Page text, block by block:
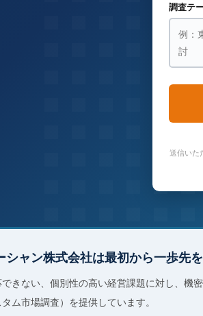
調査テ
送信いた
ャン株式会社は最初から一歩先
きない、個別性の高い経営課題に対し、機
ム市場調査）を提供しています。